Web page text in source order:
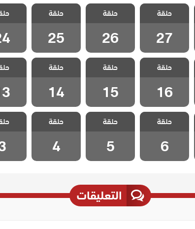
مسلسل اضنالي
الحلقة 27
حلقة
27
مسلسل اضنالي
الحلقة 26
حلقة
26
مسلسل اضنالي
الحلقة 25
حلقة
25
مسلسل
مسلسل اضنالي
الحلقة 16
حلقة
16
مسلسل اضنالي
الحلقة 15
حلقة
15
مسلسل اضنالي
الحلقة 14
حلقة
14
مسلسل
مسلسل اضنالي
الحلقة 6
حلقة
6
مسلسل اضنالي
الحلقة 5
حلقة
5
مسلسل اضنالي
الحلقة 4
حلقة
4
مسلسل
التعليقات